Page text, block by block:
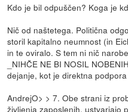
Kdo je bil odpuščen? Koga je
Nič od naštetega. Politična
storil kapitalno neumnost (in
in te oviralo. S tem ni nič
_NIHČE NE BI NOSIL
dejanje, kot je direktna
AndrejO> > 7. Obe strani iz
življenja zaposlenih, ustvarjajo